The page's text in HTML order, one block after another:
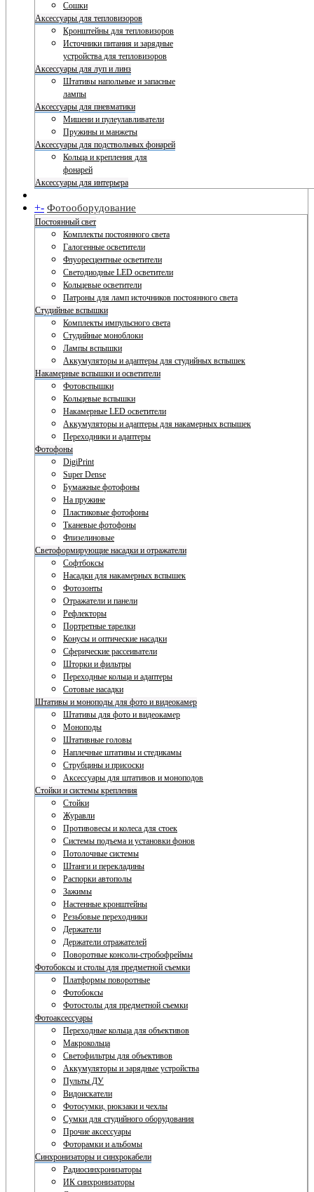
Сошки
Аксессуары для тепловизоров
Кронштейны для тепловизоров
Источники питания и зарядные
устройства для тепловизоров
Аксессуары для луп и линз
Штативы напольные и запасные
лампы
Аксессуары для пневматики
Мишени и пулеулавливатели
Пружины и манжеты
Аксессуары для подствольных фонарей
Кольца и крепления для
фонарей
Аксессуары для интерьера
+- Фотооборудование
Постоянный свет
Комплекты постоянного света
Галогенные осветители
Флуоресцентные осветители
Светодиодные LED осветители
Кольцевые осветители
Патроны для ламп источников постоянного света
Студийные вспышки
Комплекты импульсного света
Студийные моноблоки
Лампы вспышки
Аккумуляторы и адаптеры для студийных вспышек
Накамерные вспышки и осветители
Фотовспышки
Кольцевые вспышки
Накамерные LED осветители
Аккумуляторы и адаптеры для накамерных вспышек
Переходники и адаптеры
Фотофоны
DigiPrint
Super Dense
Бумажные фотофоны
На пружине
Пластиковые фотофоны
Тканевые фотофоны
Флизелиновые
Светоформирующие насадки и отражатели
Софтбоксы
Насадки для накамерных вспышек
Фотозонты
Отражатели и панели
Рефлекторы
Портретные тарелки
Конусы и оптические насадки
Сферические рассеиватели
Шторки и фильтры
Переходные кольца и адаптеры
Сотовые насадки
Штативы и моноподы для фото и видеокамер
Штативы для фото и видеокамер
Моноподы
Штативные головы
Наплечные штативы и стедикамы
Струбцины и присоски
Аксессуары для штативов и моноподов
Стойки и системы крепления
Стойки
Журавли
Противовесы и колеса для стоек
Системы подъема и установки фонов
Потолочные системы
Штанги и перекладины
Распорки автополы
Зажимы
Настенные кронштейны
Резьбовые переходники
Держатели
Держатели отражателей
Поворотные консоли-стробофреймы
Фотобоксы и столы для предметной съемки
Платформы поворотные
Фотобоксы
Фотостолы для предметной съемки
Фотоаксессуары
Переходные кольца для объективов
Макрокольца
Светофильтры для объективов
Аккумуляторы и зарядные устройства
Пульты ДУ
Видоискатели
Фотосумки, рюкзаки и чехлы
Сумки для студийного оборудования
Прочие аксессуары
Фоторамки и альбомы
Синхронизаторы и синхрокабели
Радиосинхронизаторы
ИК синхронизаторы